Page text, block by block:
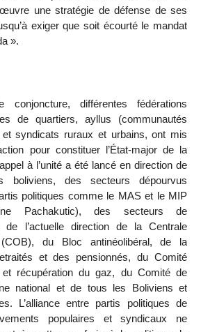
une stratégie de défense de ses
exiger que soit écourté le mandat
».
conjoncture, différentes fédérations
de quartiers, ayllus (communautés
syndicats ruraux et urbains, ont mis
pour constituer l’État-major de la
à l’unité a été lancé en direction de
boliviens, des secteurs dépourvus
politiques comme le MAS et le MIP
Pachakutic), des secteurs de
de l’actuelle direction de la Centrale
(COB), du Bloc antinéolibéral, de la
et des pensionnés, du Comité
récupération du gaz, du Comité de
national et de tous les Boliviens et
L’alliance entre partis politiques de
populaires et syndicaux ne